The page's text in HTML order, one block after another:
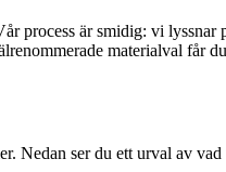
process är smidig: vi lyssnar
materialval får
Nedan ser du ett urval av